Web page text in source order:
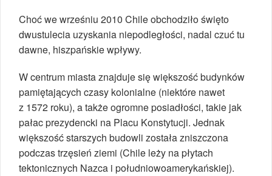
Choć we wrześniu 2010 Chile obchodziło święto
dwustulecia uzyskania niepodległości, nadal czuć tu
dawne, hiszpańskie wpływy.
W centrum miasta znajduje się większość budynków
pamiętających czasy kolonialne (niektóre nawet
z 1572 roku), a także ogromne posiadłości, takie jak
pałac prezydencki na Placu Konstytucji. Jednak
większość starszych budowli została zniszczona
podczas trzęsień ziemi (Chile leży na płytach
tektonicznych Nazca i południowoamerykańskiej).